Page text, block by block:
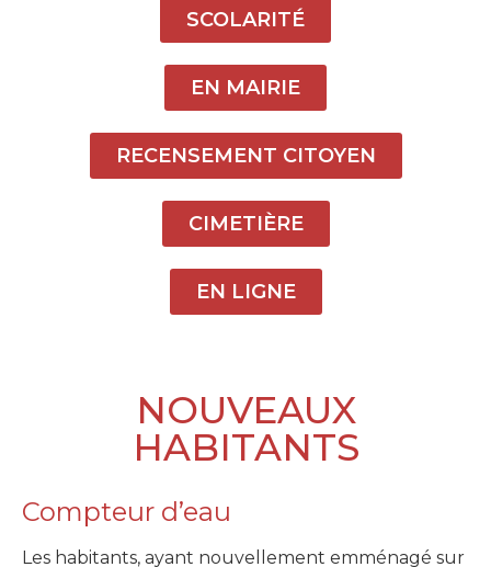
SCOLARITÉ
EN MAIRIE
RECENSEMENT CITOYEN
CIMETIÈRE
EN LIGNE
NOUVEAUX
HABITANTS
Compteur d’eau
Les habitants, ayant nouvellement emménagé sur